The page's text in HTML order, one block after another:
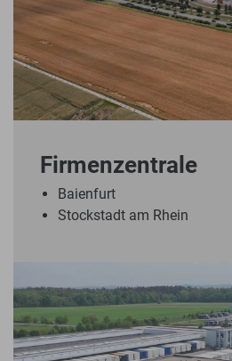
Firmenzentrale
Baienfurt
Stockstadt am Rhein